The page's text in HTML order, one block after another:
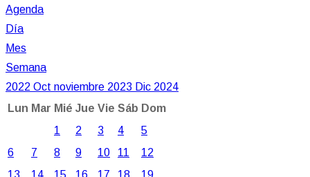
Agenda
Día
Mes
Semana
2022 Oct noviembre 2023 Dic 2024
Lun Mar Mié Jue Vie Sáb Dom
1
2 3 4
5
6
7 8 9 10 11
12
13
14 15 16 17 18
19